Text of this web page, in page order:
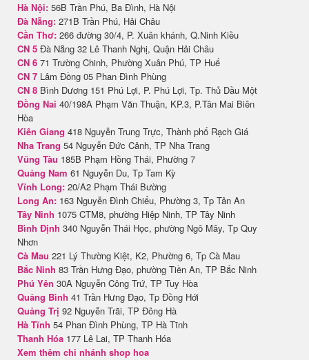
Hà Nội: 56B Trần Phú, Ba Đình, Hà Nội
Đà Nẵng: 271B Trần Phú, Hải Châu
Cần Thơ: 266 đường 30/4, P. Xuân khánh, Q.Ninh Kiều
CN 5 Đà Nẵng 32 Lê Thanh Nghị, Quận Hải Châu
CN 6 71 Trường Chinh, Phường Xuân Phú, TP Huế
CN 7 Lâm Đồng 05 Phan Đình Phùng
CN 8 Bình Dương 151 Phú Lợi, P. Phú Lợi, Tp. Thủ Dầu Một
Đồng Nai 40/198A Phạm Văn Thuận, KP.3, P.Tân Mai Biên
Hòa
Kiên Giang 418 Nguyễn Trung Trực, Thành phố Rạch Giá
Nha Trang 54 Nguyễn Đức Cảnh, TP Nha Trang
Vũng Tàu 185B Phạm Hồng Thái, Phường 7
Quảng Nam 61 Nguyễn Du, Tp Tam Kỳ
Vĩnh Long: 20/A2 Phạm Thái Bường
Long An: 163 Nguyễn Đình Chiểu, Phường 3, Tp Tân An
Tây Ninh 1075 CTM8, phường Hiệp Ninh, TP Tây Ninh
Bình Định 340 Nguyễn Thái Học, phường Ngô Mây, Tp Quy
Nhơn
Cà Mau 221 Lý Thường Kiệt, K2, Phường 6, Tp Cà Mau
Bắc Ninh 83 Trần Hưng Đạo, phường Tiền An, TP Bắc Ninh
Phú Yên 30A Nguyễn Công Trứ, TP Tuy Hòa
Quảng Bình 41 Trần Hưng Đạo, Tp Đồng Hới
Quảng Trị 92 Nguyễn Trãi, TP Đông Hà
Hà Tĩnh 54 Phan Đình Phùng, TP Hà Tĩnh
Thanh Hóa 177 Lê Lai, TP Thanh Hóa
Xem thêm chi nhánh shop hoa